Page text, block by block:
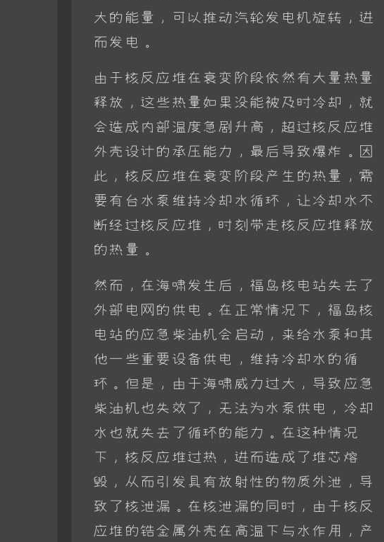
大的能量，可以推动汽轮发电机旋转，进
而发电。
由于核反应堆在衰变阶段依然有大量热量
释放，这些热量如果没能被及时冷却，就
会造成内部温度急剧升高，超过核反应堆
外壳设计的承压能力，最后导致爆炸。因
此，核反应堆在衰变阶段产生的热量，需
要有台水泵维持冷却水循环，让冷却水不
断经过核反应堆，时刻带走核反应堆释放
的热量。
然而，在海啸发生后，福岛核电站失去了
外部电网的供电。在正常情况下，福岛核
电站的应急柴油机会启动，来给水泵和其
他一些重要设备供电，维持冷却水的循
环。但是，由于海啸威力过大，导致应急
柴油机也失效了，无法为水泵供电，冷却
水也就失去了循环的能力。在这种情况
下，核反应堆过热，进而造成了堆芯熔
毁，从而引发具有放射性的物质外泄，导
致了核泄漏。在核泄漏的同时，由于核反
应堆的锆金属外壳在高温下与水作用，产